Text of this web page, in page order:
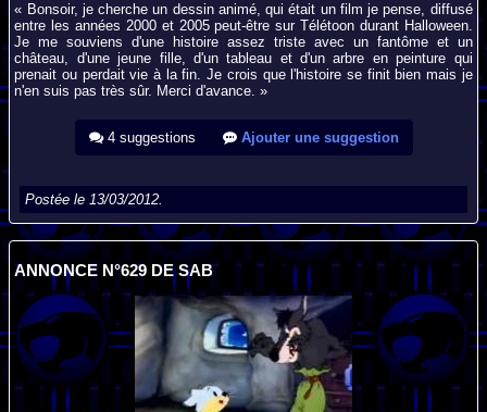
« Bonsoir, je cherche un dessin animé, qui était un film je pense, diffusé
entre les années 2000 et 2005 peut-être sur Télétoon durant Halloween.
Je me souviens d'une histoire assez triste avec un fantôme et un
château, d'une jeune fille, d'un tableau et d'un arbre en peinture qui
prenait ou perdait vie à la fin. Je crois que l'histoire se finit bien mais je
n'en suis pas très sûr. Merci d'avance. »
4 suggestions Ajouter une suggestion
Postée le 13/03/2012.
ANNONCE N°629 DE SAB